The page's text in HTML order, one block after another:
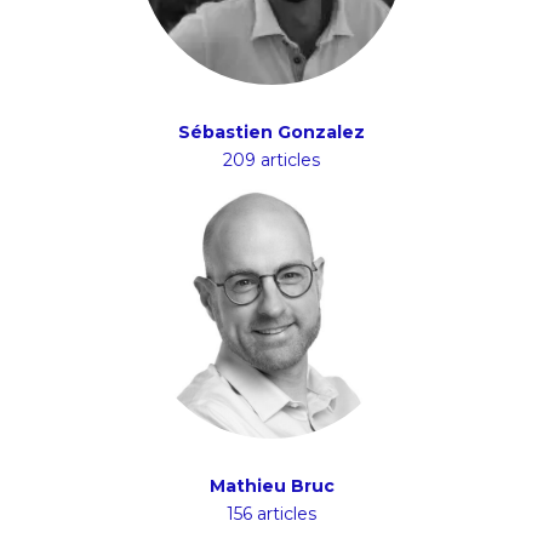
Sébastien Gonzalez
209 articles
Mathieu Bruc
156 articles